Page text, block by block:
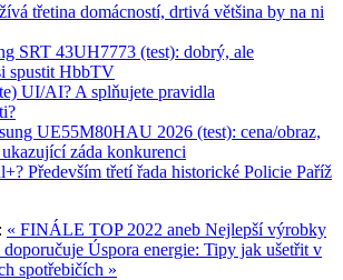
třetina domácností, drtivá většina by na ni
SRT 43UH7773 (test): dobrý, ale
spustit HbbTV
UI/AI? A splňujete pravidla
UE55M80HAU 2026 (test): cena/obraz,
záda konkurenci
Především třetí řada historické Policie Paříž
« FINÁLE TOP 2022 aneb Nejlepší výrobky
Úspora energie: Tipy jak ušetřit v
spotřebičích »